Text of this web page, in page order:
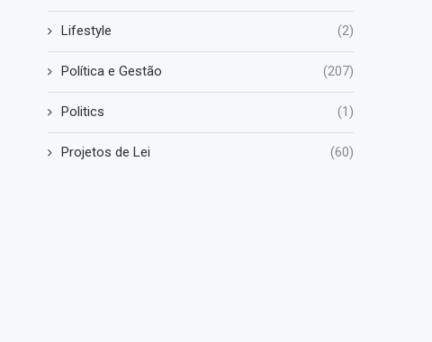
Lifestyle (2)
Política e Gestão (207)
Politics (1)
Projetos de Lei (60)